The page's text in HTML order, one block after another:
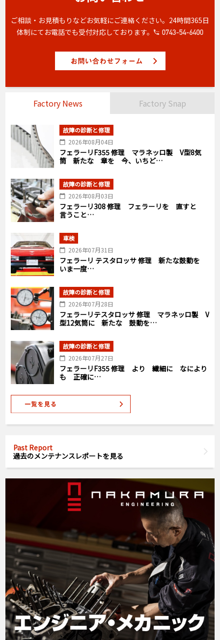
ご相談・お見積もりなどお気軽にご連絡ください。 24時間365日
体制にてお電話でも受付対応しております。
Factory News Factory Snap
故障の診断と修理
2026年08月04日
フェラーリF355 修理 マラネッロ製 V型8気
筒 新たな 章を 今、いちど…
故障の診断と修理
2026年08月03日
フェラーリ308 修理 フェラーリを 直すと
言うこと…
車検
2026年07月31日
フェラーリ テスタロッサ 修理 新たな鼓動を
いま一度…
故障の診断と修理
2026年07月28日
フェラーリテスタロッサ 修理 マラネッロ製 V
型12気筒に 新たな 鼓動を…
故障の診断と修理
2026年07月27日
フェラーリF355 修理 より 繊細に なにより
も 正確に…
Past Report
過去のメンテナンスレポートを見る